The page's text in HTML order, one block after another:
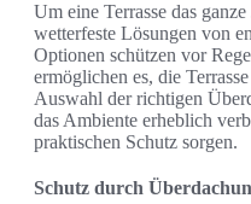
Um eine Terrasse das
wetterfeste Lösungen von
Optionen schützen vor
ermöglichen es, die
Auswahl der richtigen
das Ambiente erheblich
praktischen Schutz sorgen.
Schutz durch